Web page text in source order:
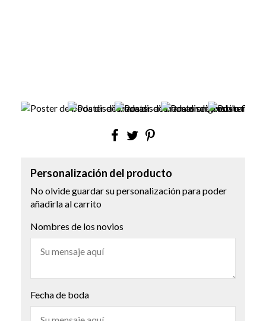
Personalización del producto
No olvide guardar su personalización para poder
añadirla al carrito
Nombres de los novios
Fecha de boda